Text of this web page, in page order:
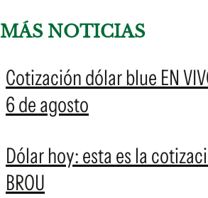
MÁS NOTICIAS
Cotización dólar blue EN
6 de agosto
Dólar hoy: esta es la
BROU